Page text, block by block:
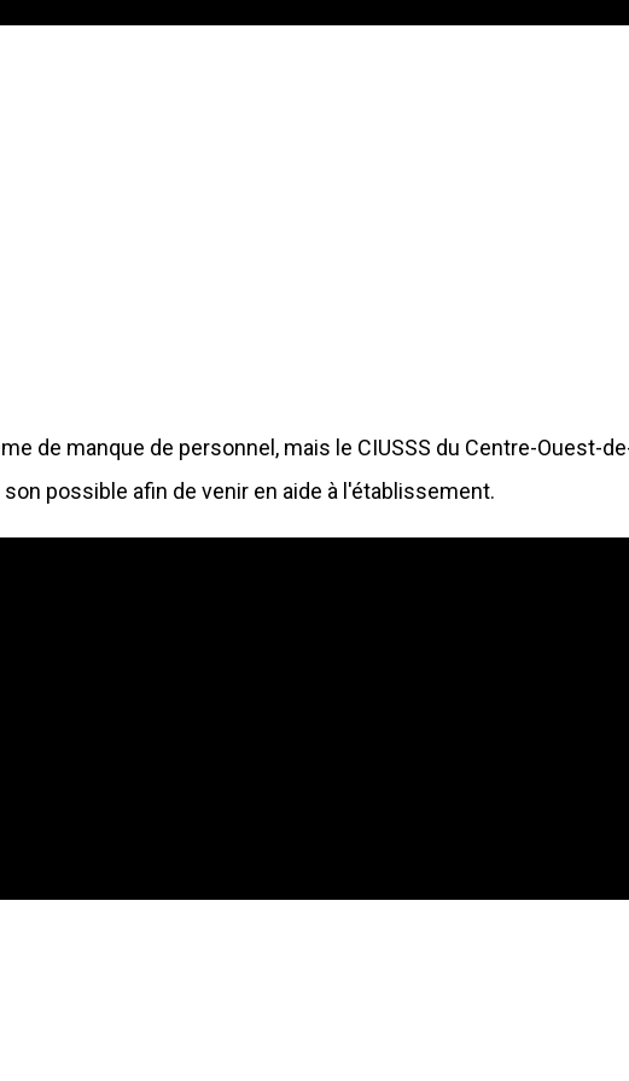
de manque de personnel, mais le CIUSSS du Centre-Ouest-
possible afin de venir en aide à l'établissement.